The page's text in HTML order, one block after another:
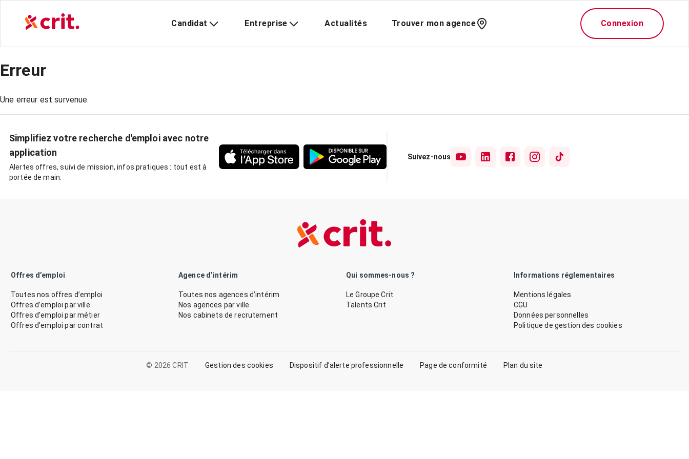
Candidat Entreprise Actualités Trouver mon agence Connexion
Erreur
Une erreur est survenue.
Simplifiez votre recherche d'emploi avec notre
application
Alertes offres, suivi de mission, infos pratiques : tout est à
portée de main.
Suivez-nous
Offres d’emploi
Toutes nos offres d’emploi
Offres d’emploi par ville
Offres d’emploi par métier
Offres d’emploi par contrat
Agence d’intérim
Toutes nos agences d’intérim
Nos agences par ville
Nos cabinets de recrutement
Qui sommes-nous ?
Le Groupe Crit
Talents Crit
Informations réglementaires
Mentions légales
CGU
Données personnelles
Politique de gestion des cookies
© 2026 CRIT Gestion des cookies Dispositif d’alerte professionnelle Page de conformité Plan du site